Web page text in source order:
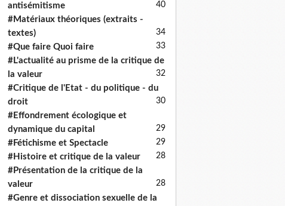
antisémitisme
40
#Matériaux théoriques (extraits -
textes)
34
#Que faire Quoi faire 33
#L'actualité au prisme de la critique de
la valeur
32
#Critique de l'Etat - du politique - du
droit
30
#Effondrement écologique et
dynamique du capital
29
#Fétichisme et Spectacle 29
#Histoire et critique de la valeur 28
#Présentation de la critique de la
valeur
28
#Genre et dissociation sexuelle de la